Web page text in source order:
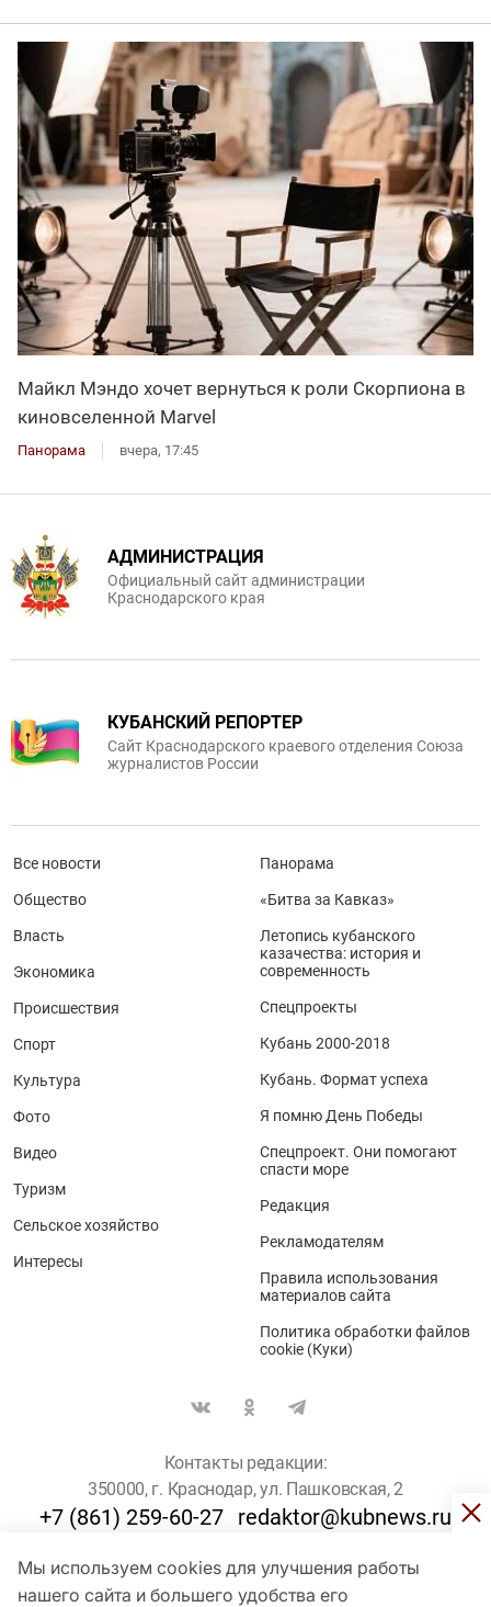
Майкл Мэндо хочет вернуться к роли Скорпиона в
киновселенной Marvel
Панорама вчера, 17:45
Мы используем cookies для улучшения работы
нашего сайта и большего удобства его
АДМИНИСТРАЦИЯ
Официальный сайт администрации
Краснодарского края
КУБАНСКИЙ РЕПОРТЕР
Сайт Краснодарского краевого отделения Союза
журналистов России
Все новости
Общество
Власть
Экономика
Происшествия
Спорт
Культура
Фото
Видео
Туризм
Сельское хозяйство
Интересы
Панорама
«Битва за Кавказ»
Летопись кубанского
казачества: история и
современность
Спецпроекты
Кубань 2000-2018
Кубань. Формат успеха
Я помню День Победы
Спецпроект. Они помогают
спасти море
Редакция
Рекламодателям
Правила использования
материалов сайта
Политика обработки файлов
cookie (Куки)
Контакты редакции:
350000, г. Краснодар, ул. Пашковская, 2
+7 (861) 259-60-27 redaktor@kubnews.ru
Для пользователей старше 16 лет